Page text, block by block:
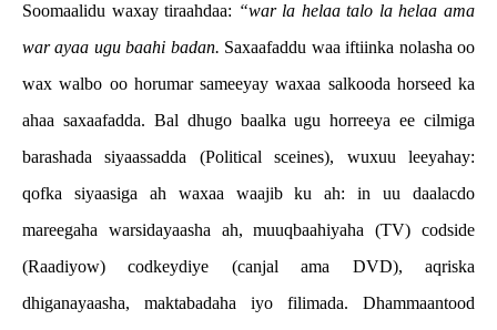
Soomaalidu waxay tiraahdaa: “war la helaa talo la helaa ama
war ayaa ugu baahi badan. Saxaafaddu waa iftiinka nolasha oo
wax walbo oo horumar sameeyay waxaa salkooda horseed ka
ahaa saxaafadda. Bal dhugo baalka ugu horreeya ee cilmiga
barashada siyaassadda (Political sceines), wuxuu leeyahay:
qofka siyaasiga ah waxaa waajib ku ah: in uu daalacdo
mareegaha warsidayaasha ah, muuqbaahiyaha (TV) codside
(Raadiyow) codkeydiye (canjal ama DVD), aqriska
dhiganayaasha, maktabadaha iyo filimada. Dhammaantood